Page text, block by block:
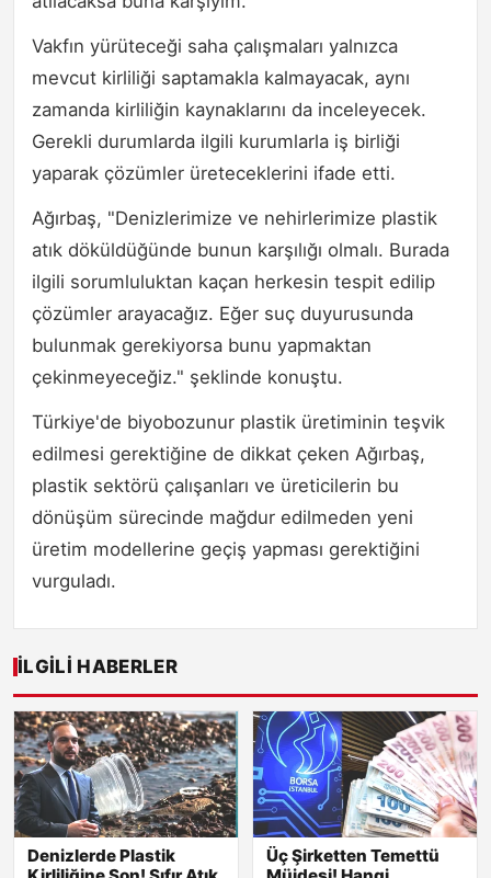
Vakfın yürüteceği saha çalışmaları yalnızca
mevcut kirliliği saptamakla kalmayacak, aynı
zamanda kirliliğin kaynaklarını da inceleyecek.
Gerekli durumlarda ilgili kurumlarla iş birliği
yaparak çözümler üreteceklerini ifade etti.
Ağırbaş, "Denizlerimize ve nehirlerimize plastik
atık döküldüğünde bunun karşılığı olmalı. Burada
ilgili sorumluluktan kaçan herkesin tespit edilip
çözümler arayacağız. Eğer suç duyurusunda
bulunmak gerekiyorsa bunu yapmaktan
çekinmeyeceğiz." şeklinde konuştu.
Türkiye'de biyobozunur plastik üretiminin teşvik
edilmesi gerektiğine de dikkat çeken Ağırbaş,
plastik sektörü çalışanları ve üreticilerin bu
dönüşüm sürecinde mağdur edilmeden yeni
üretim modellerine geçiş yapması gerektiğini
vurguladı.
İLGILI HABERLER
Denizlerde Plastik
Üç Şirketten Temettü